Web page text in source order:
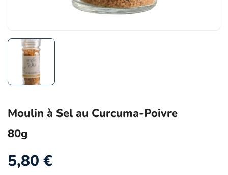
Moulin à Sel au Curcuma-Poivre
80g
5,80 €